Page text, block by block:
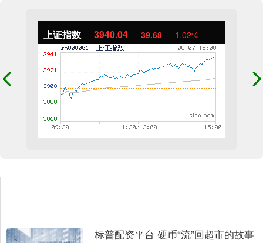
上证指数 3940.04 39.68 1.02%
标普配资平台 硬币“流”回超市的故事